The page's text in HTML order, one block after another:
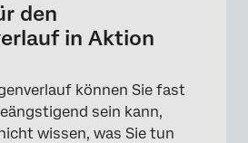
den
in Aktion
können Sie fast
sein kann,
wissen, was Sie tun